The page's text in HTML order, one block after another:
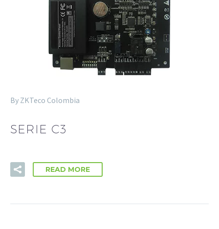
By ZKTeco Colombia
SERIE C3
READ MORE